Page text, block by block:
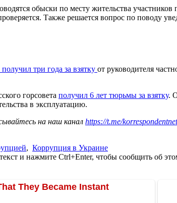
обыски по месту жительства
Также решается вопрос по поводу
три года за взятку от руководителя
горсовета получил 6 лет тюрьмы за взятку.
в эксплуатацию.
на наш канал https://t.me/korrespondentnet
, Коррупция в Украине
и нажмите Ctrl+Enter, чтобы сообщить об